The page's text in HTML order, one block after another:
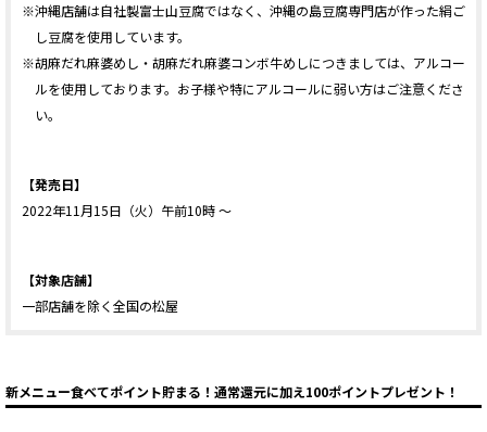
※沖縄店舗は自社製富士山豆腐ではなく、沖縄の島豆腐専門店が作った絹ご
し豆腐を使用しています。
※胡麻だれ麻婆めし・胡麻だれ麻婆コンボ牛めしにつきましては、アルコー
ルを使用しております。お子様や特にアルコールに弱い方はご注意くださ
い。
【発売日】
2022年11月15日（火）午前10時 ～
【対象店舗】
一部店舗を除く全国の松屋
新メニュー食べてポイント貯まる！通常還元に加え100ポイントプレゼント！